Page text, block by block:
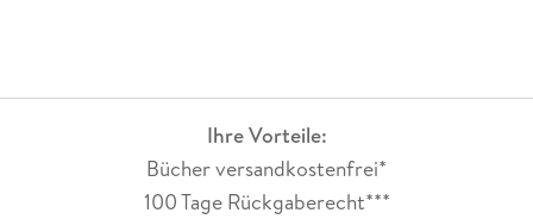
Ihre Vorteile:
Bücher versandkostenfrei*
100 Tage Rückgaberecht***